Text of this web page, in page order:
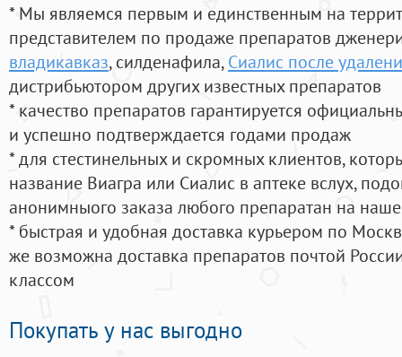
* Мы являемся первым и единственным на
представителем по продаже препаратов
владикавказ, силденафила, Сиалис после
дистрибьютором других известных препаратов
* качество препаратов гарантируется
и успешно подтверждается годами продаж
* для стестинельных и скромных клиентов,
название Виагра или Сиалис в аптеке вслух,
анонимныого заказа любого препаратан на
* быстрая и удобная доставка курьером по
же возможна доставка препаратов почтой
классом
Покупать у нас выгодно